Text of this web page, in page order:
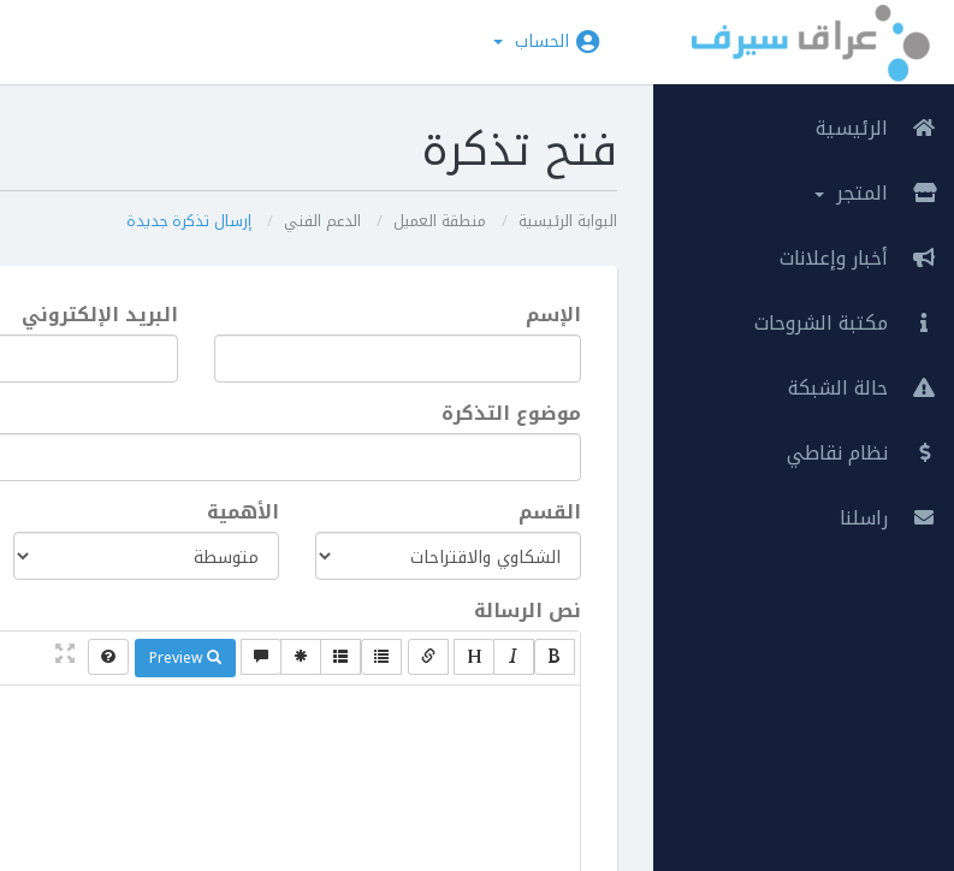
الحساب
الرئيسية
المتجر
أخبار وإعلانات
مكتبة الشروحات
حالة الشبكة
نظام نقاطي
راسلنا
فتح تذكرة
البوابة الرئيسية منطقة العميل الدعم الفني إرسال تذكرة جديدة
الإسم البريد الإلكتروني
موضوع التذكرة
القسم الأهمية
نص الرسالة
Preview